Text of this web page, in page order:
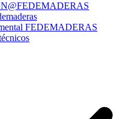
FEDEMADERAS